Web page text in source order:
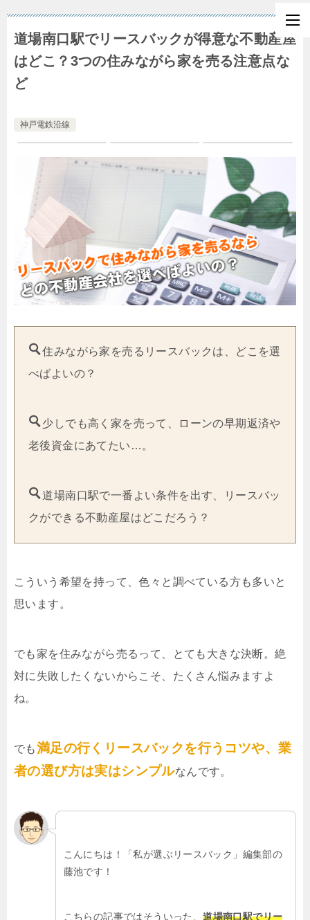
道場南口駅でリースバックが得意な不動産屋
はどこ？3つの住みながら家を売る注意点な
ど
神戸電鉄沿線
住みながら家を売るリースバックは、どこを選
べばよいの？
少しでも高く家を売って、ローンの早期返済や
老後資金にあてたい…。
道場南口駅で一番よい条件を出す、リースバッ
クができる不動産屋はどこだろう？
こういう希望を持って、色々と調べている方も多いと
思います。
でも家を住みながら売るって、とても大きな決断。絶
対に失敗したくないからこそ、たくさん悩みますよ
ね。
でも満足の行くリースバックを行うコツや、業
者の選び方は実はシンプルなんです。
こんにちは！「私が選ぶリースバック」編集部の
藤池です！
こちらの記事ではそういった、道場南口駅でリー